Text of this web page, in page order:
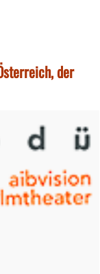
der